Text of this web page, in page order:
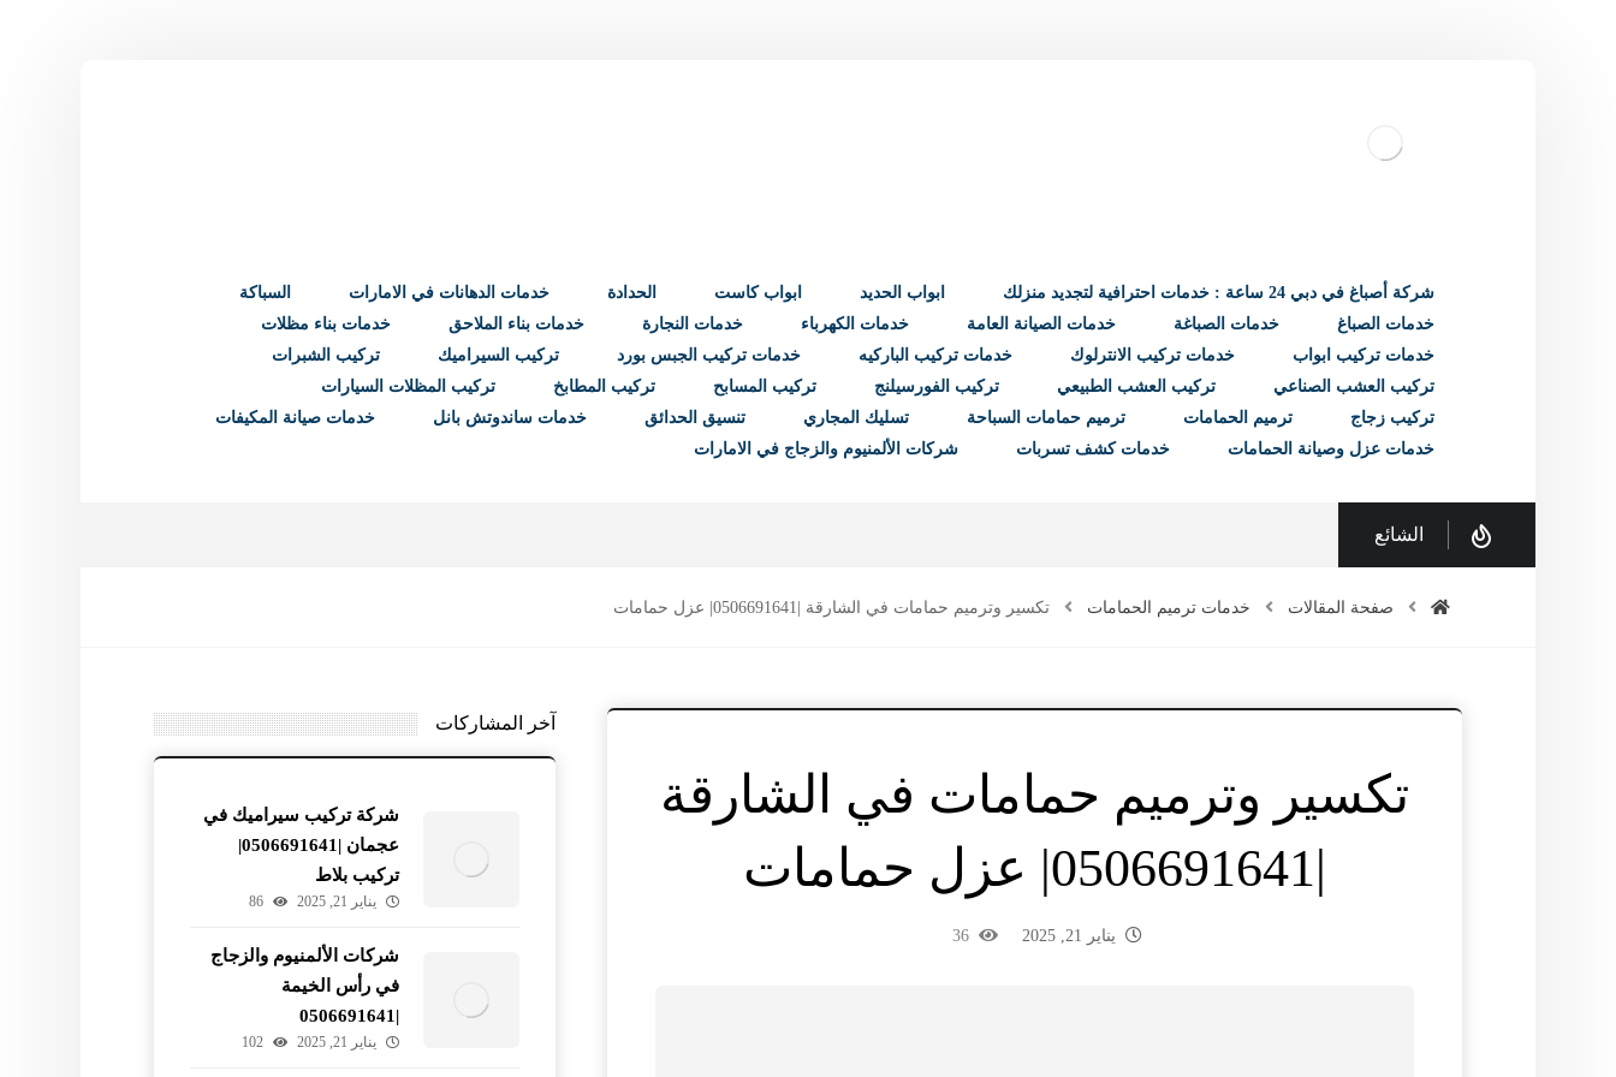
شركة أصباغ في دبي 24 ساعة : خدمات احترافية لتجديد منزلك ابواب الحديد ابواب كاست الحدادة خدمات الدهانات في الامارات
السباكة
خدمات الصباغ
خدمات الصباغة خدمات الصيانة العامة خدمات الكهرباء خدمات النجارة خدمات بناء الملاحق
خدمات بناء مظلات
خدمات تركيب ابواب
خدمات تركيب الانترلوك خدمات تركيب الباركيه خدمات تركيب الجبس بورد تركيب السيراميك
تركيب الشبرات
تركيب العشب الصناعي
تركيب العشب الطبيعي تركيب الفورسيلنج تركيب المسابح تركيب المطابخ
تركيب المظلات السيارات
تركيب زجاج
ترميم الحمامات ترميم حمامات السباحة تسليك المجاري تنسيق الحدائق خدمات ساندوتش بانل
خدمات صيانة المكيفات
خدمات عزل وصيانة الحمامات
خدمات كشف تسربات شركات الألمنيوم والزجاج في الامارات
الشائع
صفحة المقالات خدمات ترميم الحمامات تكسير وترميم حمامات في الشارقة |0506691641| عزل حمامات
تكسير وترميم حمامات في الشارقة
|0506691641| عزل حمامات
يناير 21, 2025 36
آخر المشاركات
شركة تركيب سيراميك في
عجمان |0506691641|
تركيب بلاط
يناير 21, 2025 86
شركات الألمنيوم والزجاج
في رأس الخيمة
|0506691641
يناير 21, 2025 102